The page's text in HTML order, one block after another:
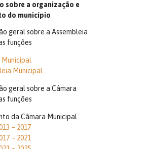
sobre a organização e
do município
geral sobre a Assembleia
funções
Municipal
geral sobre a Câmara
funções
da Câmara Municipal
– 2017
– 2021